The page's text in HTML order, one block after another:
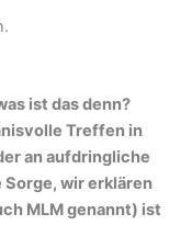
ist das denn?
Treffen in
an aufdringliche
Sorge, wir erklären
MLM genannt) ist